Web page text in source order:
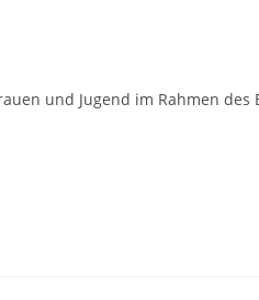
und Jugend im Rahmen des